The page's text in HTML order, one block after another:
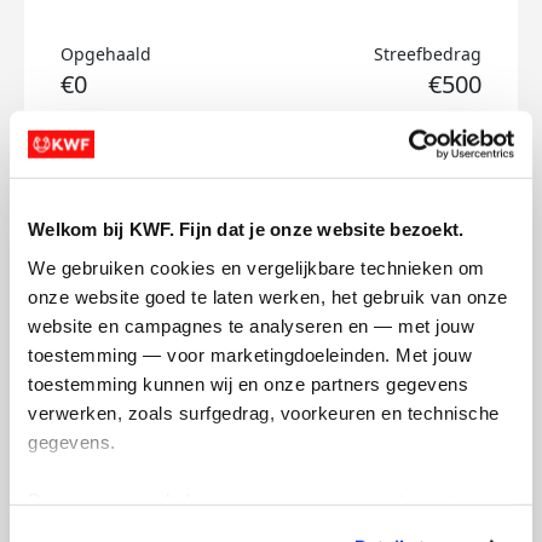
Welkom bij KWF. Fijn dat je onze website bezoekt.
We gebruiken cookies en vergelijkbare technieken om
onze website goed te laten werken, het gebruik van onze
website en campagnes te analyseren en — met jouw
toestemming — voor marketingdoeleinden. Met jouw
toestemming kunnen wij en onze partners gegevens
verwerken, zoals surfgedrag, voorkeuren en technische
gegevens.
Opgehaald
€0
Streefbedrag
€500
Doneer
Lisa's badges